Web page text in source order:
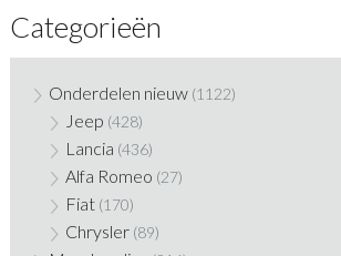
Categorieën
Onderdelen nieuw (1122)
Jeep (428)
Lancia (436)
Alfa Romeo (27)
Fiat (170)
Chrysler (89)